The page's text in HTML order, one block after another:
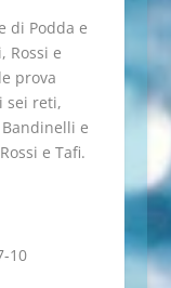
di Podda e
Rossi e
prova
sei reti,
e
e Tafi.
10